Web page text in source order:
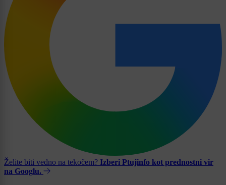
Želite biti vedno na tekočem? Izberi Ptujinfo kot prednostni vir
na Googlu.